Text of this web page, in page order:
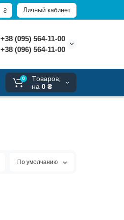
Личный кабинет
₴
+38 (095) 564-11-00
+38 (096) 564-11-00
0
Tоваров,
на 0 ₴
По умолчанию